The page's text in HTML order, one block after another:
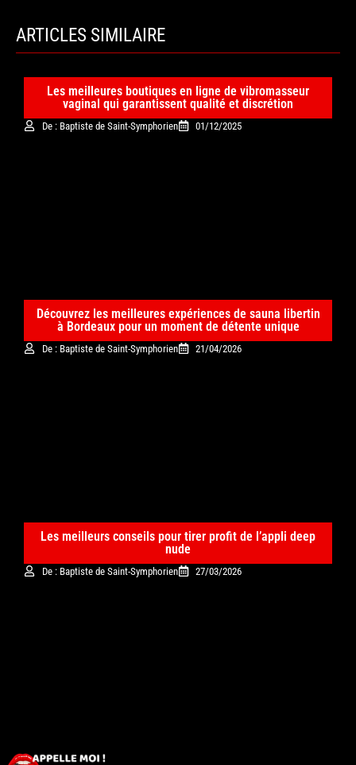
ARTICLES SIMILAIRE
Les meilleures boutiques en ligne de vibromasseur
vaginal qui garantissent qualité et discrétion
De : Baptiste de Saint-Symphorien 01/12/2025
Découvrez les meilleures expériences de sauna libertin
à Bordeaux pour un moment de détente unique
De : Baptiste de Saint-Symphorien 21/04/2026
Les meilleurs conseils pour tirer profit de l’appli deep
nude
De : Baptiste de Saint-Symphorien 27/03/2026